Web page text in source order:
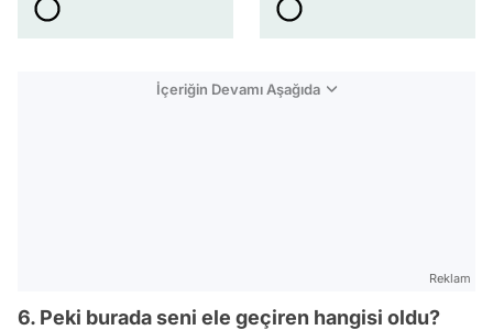
İçeriğin Devamı Aşağıda
Reklam
6. Peki burada seni ele geçiren hangisi oldu?